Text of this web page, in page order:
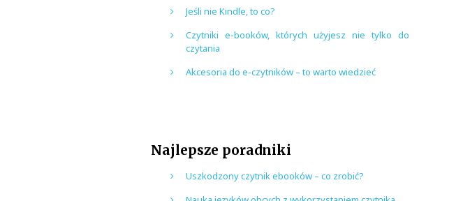
Jeśli nie Kindle, to co?
Czytniki e-booków, których użyjesz nie tylko do
czytania
Akcesoria do e-czytników – to warto wiedzieć
Najlepsze poradniki
Uszkodzony czytnik ebooków – co zrobić?